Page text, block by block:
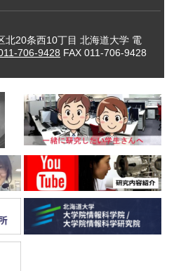
北20条西10丁目 北海道大学 電
706-9428 FAX 011-706-9428